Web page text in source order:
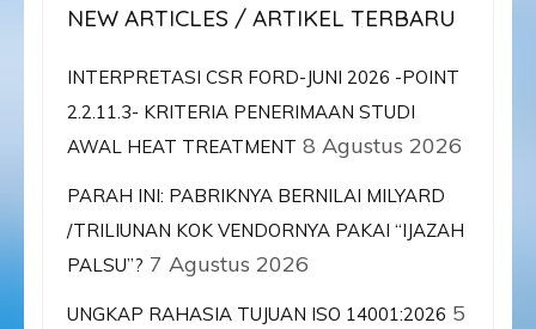
NEW ARTICLES / ARTIKEL TERBARU
INTERPRETASI CSR FORD-JUNI 2026 -POINT
2.2.11.3- KRITERIA PENERIMAAN STUDI
AWAL HEAT TREATMENT 8 Agustus 2026
PARAH INI: PABRIKNYA BERNILAI MILYARD
/TRILIUNAN KOK VENDORNYA PAKAI “IJAZAH
PALSU”? 7 Agustus 2026
UNGKAP RAHASIA TUJUAN ISO 14001:2026 5